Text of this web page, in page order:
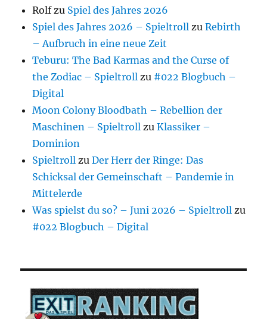
Rolfzu Spiel des Jahres 2026
Spiel des Jahres 2026 – Spieltroll zuRebirth
– Aufbruch in eine neue Zeit
Teburu: The Bad Karmas and the Curse of
the Zodiac – Spieltroll zu #022 Blogbuch –
Digital
Moon Colony Bloodbath – Rebellion der
Maschinen – Spieltroll zuKlassiker –
Dominion
Spieltroll zuDer Herr der Ringe: Das
Schicksal der Gemeinschaft – Pandemie in
Mittelerde
Was spielst du so? – Juni 2026 – Spieltroll zu
#022 Blogbuch – Digital